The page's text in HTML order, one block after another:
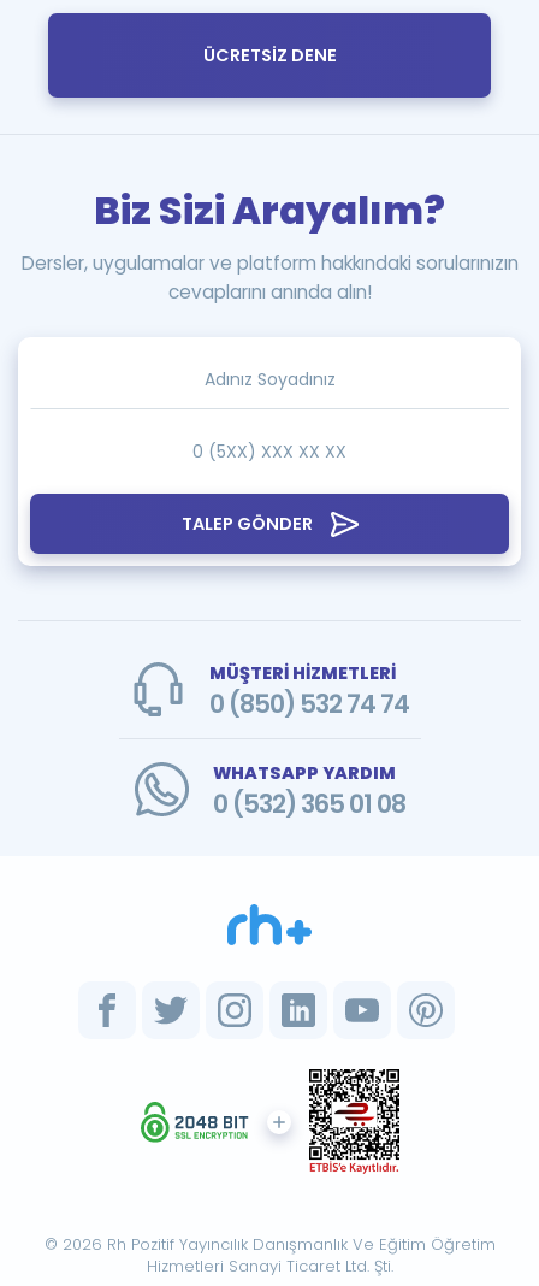
ÜCRETSİZ DENE
TALEP GÖNDER
Biz Sizi Arayalım?
Dersler, uygulamalar ve platform hakkındaki sorularınızın
cevaplarını anında alın!
MÜŞTERİ HİZMETLERİ
0 (850) 532 74 74
WHATSAPP YARDIM
0 (532) 365 01 08
© 2026 Rh Pozitif Yayıncılık Danışmanlık Ve Eğitim Öğretim
Hizmetleri Sanayi Ticaret Ltd. Şti.